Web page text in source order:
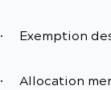
· Exemption
· Allocation